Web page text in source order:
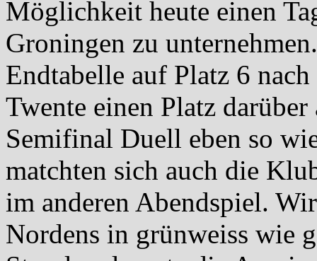
Möglichkeit heute einen
Groningen zu
Endtabelle auf Platz 6
Twente einen Platz
Semifinal Duell eben so
matchten sich auch die
im anderen Abendspiel.
Nordens in grünweiss wie